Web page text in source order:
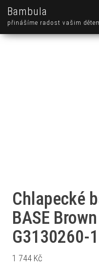
Bambula
přinášíme radost vašim
Chlapecké
BASE
G3130260-
1 744 Kč